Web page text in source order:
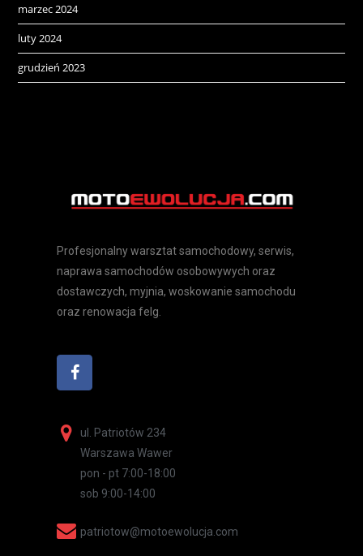
marzec 2024
luty 2024
grudzień 2023
Profesjonalny warsztat samochodowy, serwis,
naprawa samochodów osobowywych oraz
dostawczych, myjnia, woskowanie samochodu
oraz renowacja felg.
ul. Patriotów 234
Warszawa Wawer
pon - pt 7:00-18:00
sob 9:00-14:00
patriotow@motoewolucja.com